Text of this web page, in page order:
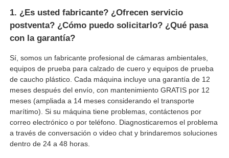
1. ¿Es usted fabricante? ¿Ofrecen servicio
postventa? ¿Cómo puedo solicitarlo? ¿Qué pasa
con la garantía?
Sí, somos un fabricante profesional de cámaras ambientales,
equipos de prueba para calzado de cuero y equipos de prueba
de caucho plástico. Cada máquina incluye una garantía de 12
meses después del envío, con mantenimiento GRATIS por 12
meses (ampliada a 14 meses considerando el transporte
marítimo). Si su máquina tiene problemas, contáctenos por
correo electrónico o por teléfono. Diagnosticaremos el problema
a través de conversación o video chat y brindaremos soluciones
dentro de 24 a 48 horas.